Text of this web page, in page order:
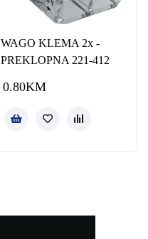
WAGO KLEMA 2x -
PREKLOPNA 221-412
0.80KM